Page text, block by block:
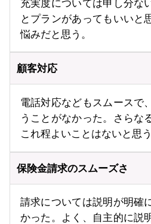
充実度については申し分な
とプランがあってもいいと
悩みだと思う。
顧客対応
電話対応などもスムースで
うことがなかった。さらな
これ程よいことはないと思う
保険金請求のスムーズさ
請求については説明が明確
かった。よく、自主的に説